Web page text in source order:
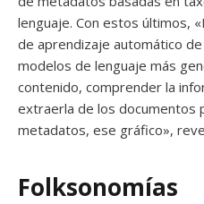
lenguaje. Con estos últimos,
de aprendizaje automático
modelos de lenguaje más
contenido, comprender la
extraerla de los documentos
metadatos, ese gráfico»,
Folksonomías